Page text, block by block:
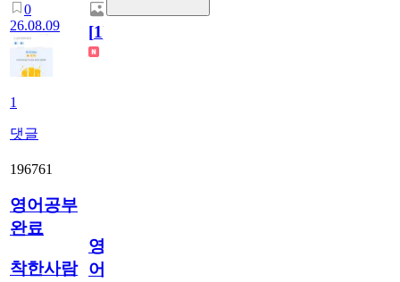
0
26.08.09
1
댓글
[1]
196761
영어공부
완료
착한사람
영
어